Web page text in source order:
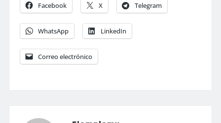
Facebook X Telegram
WhatsApp LinkedIn
Correo electrónico